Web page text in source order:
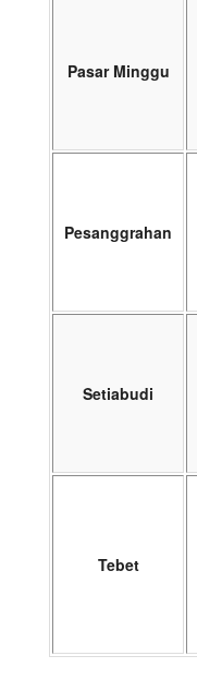
Pasar Minggu
Pesanggrahan
Setiabudi
Tebet